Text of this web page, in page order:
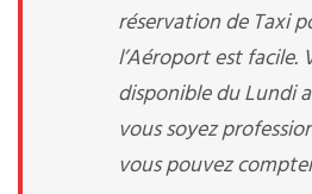
réservation de Taxi
l’Aéroport est facile.
disponible du Lundi
vous soyez
vous pouvez